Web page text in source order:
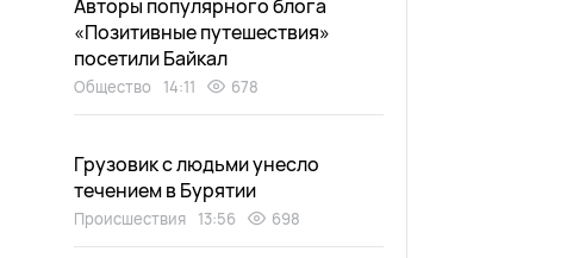
Авторы популярного блога
«Позитивные путешествия»
посетили Байкал
Общество 14:11 678
Грузовик с людьми унесло
течением в Бурятии
Происшествия 13:56 698